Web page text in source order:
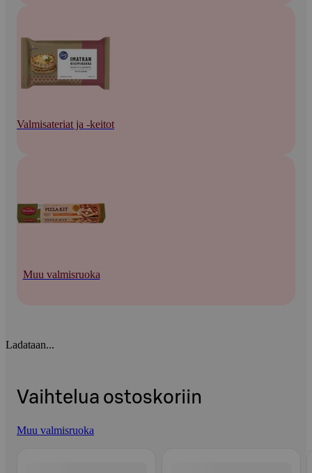
Valmisateriat ja -keitot
Muu valmisruoka
Ladataan...
Vaihtelua ostoskoriin
Muu valmisruoka